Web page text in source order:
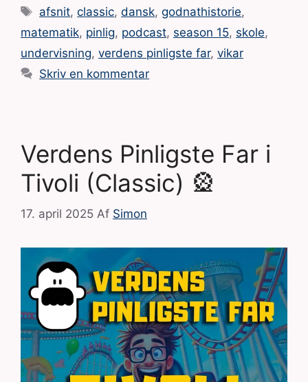
Tags
afsnit,classic,dansk,godnathistorie,
matematik, pinlig, podcast, season 15, skole,
undervisning, verdens pinligste far, vikar
Skriv en kommentar
Verdens Pinligste Far i
Tivoli (Classic) 🎡
17. april 2025 Af Simon